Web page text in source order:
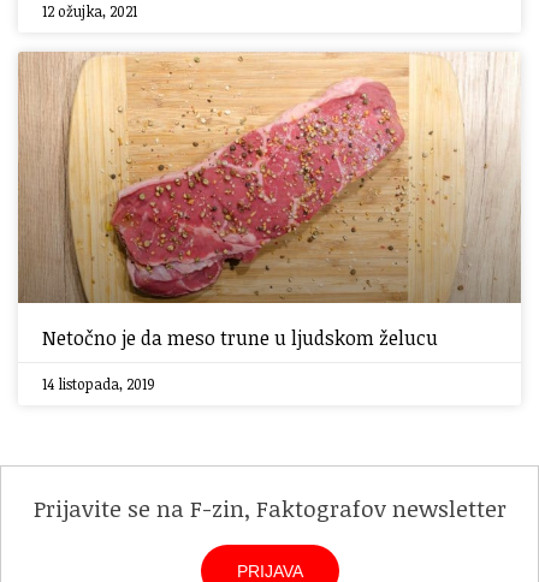
12 ožujka, 2021
Netočno je da meso trune u ljudskom želucu
14 listopada, 2019
Prijavite se na F-zin, Faktografov newsletter
PRIJAVA